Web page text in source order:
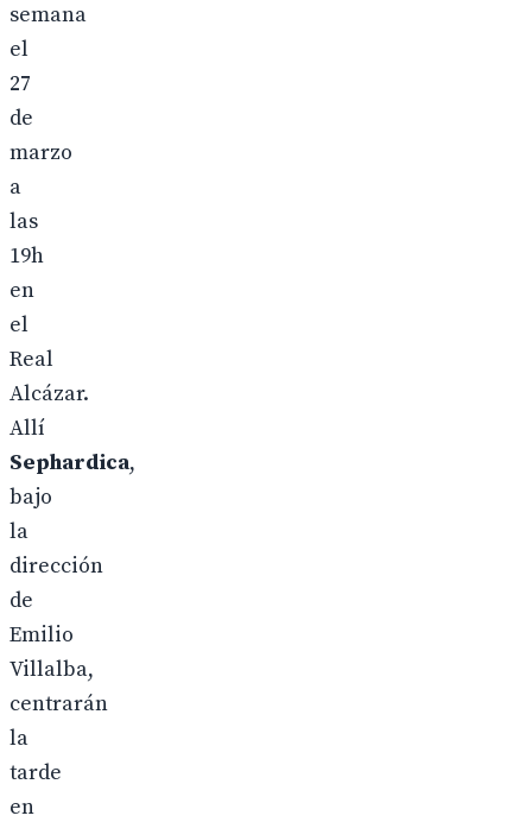
semana
el
27
de
marzo
a
las
19h
en
el
Real
Alcázar.
Allí
Sephardica,
bajo
la
dirección
de
Emilio
Villalba,
centrarán
la
tarde
en